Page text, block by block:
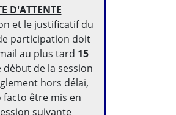
D'ATTENTE
et le justificatif du
participation doit
au plus tard 15
début de la session
hors délai,
facto être mis en
suivante